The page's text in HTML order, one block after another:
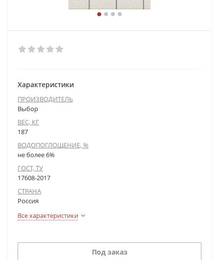
Характеристики
ПРОИЗВОДИТЕЛЬ
Выбор
ВЕС, КГ
187
ВОДОПОГЛОЩЕНИЕ, %
не более 6%
ГОСТ, ТУ
17608-2017
СТРАНА
Россия
Все характеристики
Под заказ